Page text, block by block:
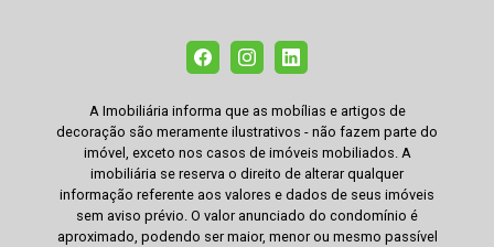
A Imobiliária informa que as mobílias e artigos de
decoração são meramente ilustrativos - não fazem parte do
imóvel, exceto nos casos de imóveis mobiliados. A
imobiliária se reserva o direito de alterar qualquer
informação referente aos valores e dados de seus imóveis
sem aviso prévio. O valor anunciado do condomínio é
aproximado, podendo ser maior, menor ou mesmo passível